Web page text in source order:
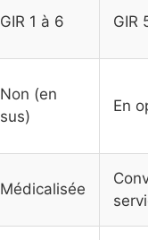
GIR 1 à 6 GIR
Non (en
sus)
En
Médicalisée